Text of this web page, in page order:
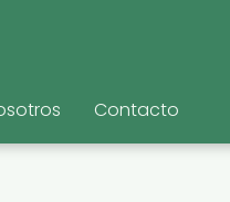
Contacto